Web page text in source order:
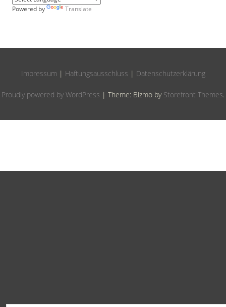
Powered by Translate
Impressum | Haftungsausschluss | Datenschutzerklärung
Proudly powered by WordPress | Theme: Bizmo by Storefront Themes.